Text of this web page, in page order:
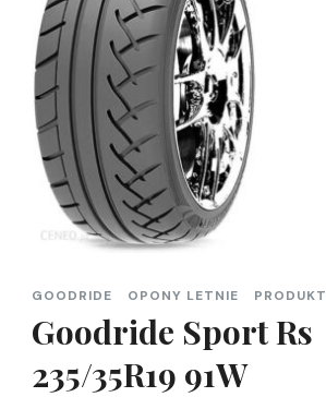
GOODRIDE OPONY LETNIE PRODUKT
Goodride Sport Rs
235/35R19 91W